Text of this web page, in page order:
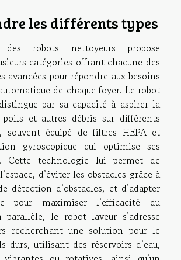
les différents types
robots nettoyeurs propose
catégories offrant chacune des
pour répondre aux besoins
de chaque foyer. Le robot
par sa capacité à aspirer la
poils et autres débris sur différents
souvent équipé de filtres HEPA et
gyroscopique qui optimise ses
Cette technologie lui permet de
d’éviter les obstacles grâce à
détection d’obstacles, et d’adapter
pour maximiser l’efficacité du
parallèle, le robot laveur s’adresse
recherchant une solution pour le
durs, utilisant des réservoirs d’eau,